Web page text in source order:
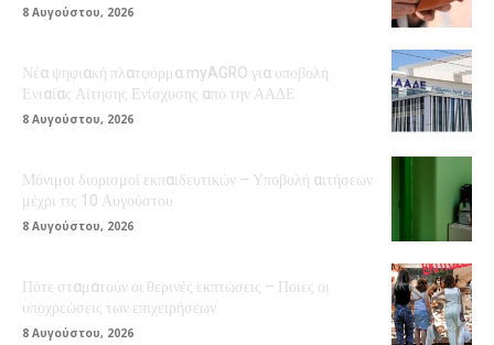
8 Αυγούστου, 2026
Νέα ψηφιακή πλατφόρμα myAGRO για υποβολή
Ενιαίας Αίτησης Ενίσχυσης από την ΑΑΔΕ
8 Αυγούστου, 2026
Μόνιμοι διορισμοί εκπαιδευτικών – Υποβολή αιτήσεων
μέχρι τις 10 Αυγούστου
8 Αυγούστου, 2026
Πότε σταματούν οι θερινές εκπτώσεις – Ποιες οι
υποχρεώσεις των επιχειρήσεων
8 Αυγούστου, 2026